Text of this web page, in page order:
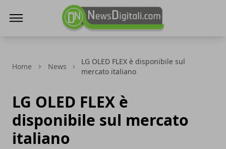
Home News
LG OLED FLEX è disponibile sul
mercato italiano
LG OLED FLEX è
disponibile sul mercato
italiano